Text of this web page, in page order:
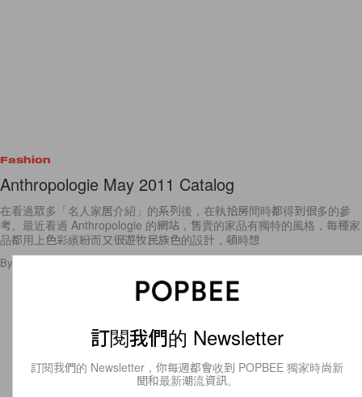
Fashion
Anthropologie May 2011 Catalog
在看過眾多「名人家居介紹」的系列後，在執拾房間時都得到很多的參
考。最近看過 Anthropologie 的網站，售賣的家品有獨特的風格，每種家
品都用上色彩繽紛而又很遊牧民族色的設計，頓時想
By
訂閱我們的 Newsletter
訂閱我們的 Newsletter，你每週都會收到 POPBEE 獨家時尚新
聞和最新潮流資訊。